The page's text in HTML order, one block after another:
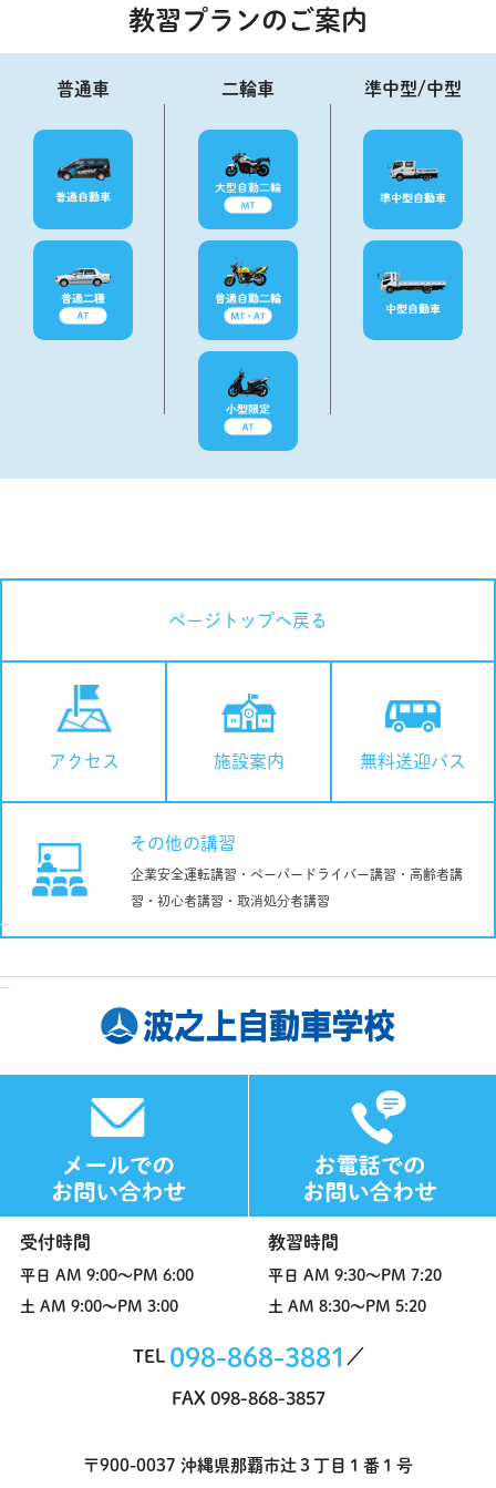
教習プランのご案内
普通車 二輪車 準中型/中型
ページトップへ戻る
アクセス 施設案内 無料送迎バス
その他の講習
企業安全運転講習・ペーパードライバー講習・高齢者講
習・初心者講習・取消処分者講習
受付時間
平日 AM 9:00～PM 6:00
土 AM 9:00～PM 3:00
教習時間
平日 AM 9:30～PM 7:20
土 AM 8:30～PM 5:20
TEL 098-868-3881
FAX 098-868-3857
〒900-0037 沖縄県那覇市辻３丁目１番１号